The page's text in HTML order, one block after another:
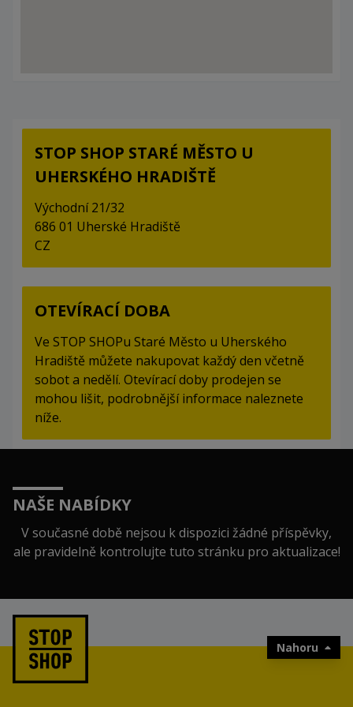
STOP SHOP STARÉ MĚSTO U
UHERSKÉHO HRADIŠTĚ
Východní 21/32
686 01 Uherské Hradiště
CZ
OTEVÍRACÍ DOBA
Ve STOP SHOPu Staré Město u Uherského
Hradiště můžete nakupovat každý den včetně
sobot a nedělí. Otevírací doby prodejen se
mohou lišit, podrobnější informace naleznete
níže.
NAŠE NABÍDKY
V současné době nejsou k dispozici žádné příspěvky,
ale pravidelně kontrolujte tuto stránku pro aktualizace!
Nahoru